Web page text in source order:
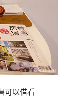
可以借看